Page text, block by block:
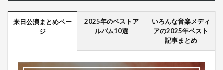
来日公演まとめペー
ジ
2025年のベストア
ルバム10選
いろんな音楽メディ
アの2025年ベスト
記事まとめ